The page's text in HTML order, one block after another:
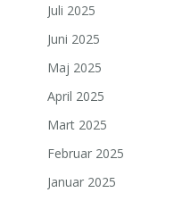
Juli 2025
Juni 2025
Maj 2025
April 2025
Mart 2025
Februar 2025
Januar 2025